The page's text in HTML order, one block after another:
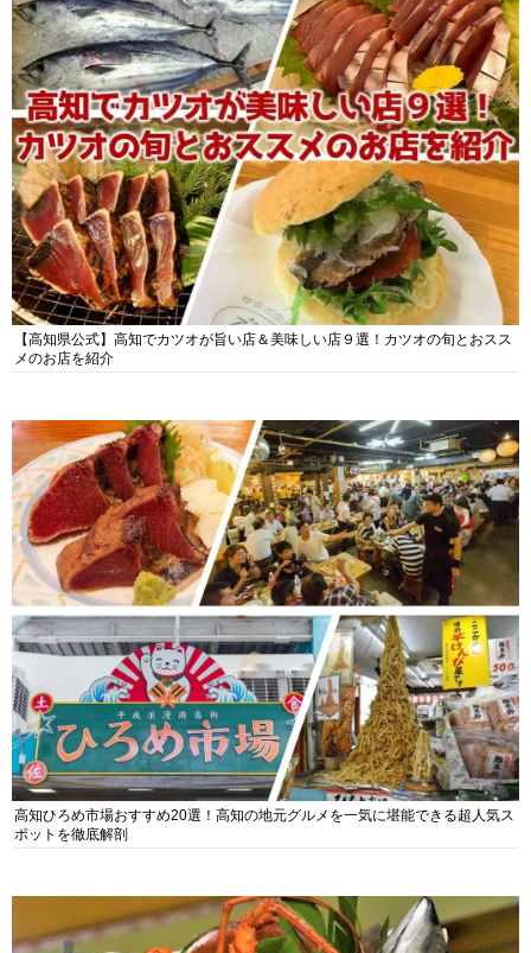
【高知県公式】高知でカツオが旨い店＆美味しい店９選！カツオの旬とおスス
メのお店を紹介
高知ひろめ市場おすすめ20選！高知の地元グルメを一気に堪能できる超人気ス
ポットを徹底解剖